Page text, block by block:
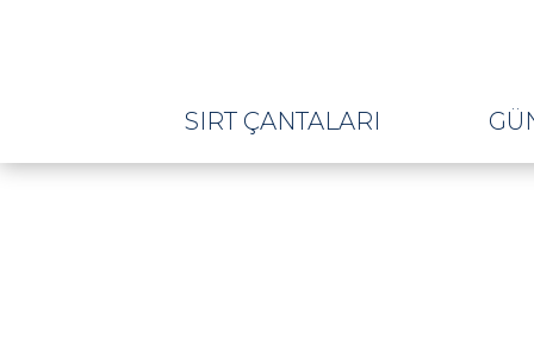
SIRT ÇANTALARI